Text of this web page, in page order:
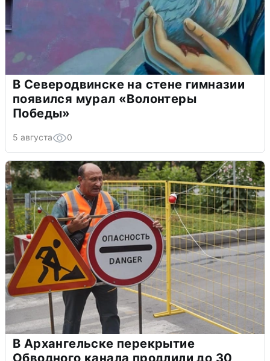
В Северодвинске на стене гимназии
появился мурал «Волонтеры
Победы»
5 августа 0
В Архангельске перекрытие
Обводного канала продлили до 30